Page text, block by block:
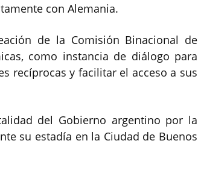
con Alemania.
de la Comisión Binacional de
como instancia de diálogo para
recíprocas y facilitar el acceso a sus
del Gobierno argentino por la
su estadía en la Ciudad de Buenos